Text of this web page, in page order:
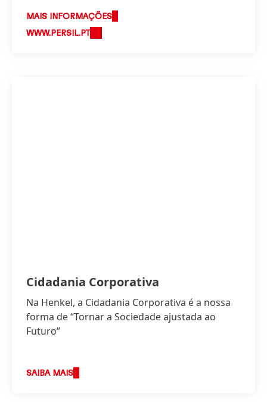
MAIS INFORMAÇÕES
WWW.PERSIL.PT
Cidadania Corporativa
Na Henkel, a Cidadania Corporativa é a nossa
forma de “Tornar a Sociedade ajustada ao
Futuro”
SAIBA MAIS